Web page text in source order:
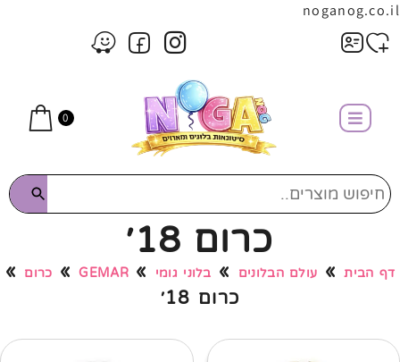
noganog.co.il
0
כרום 18׳
דף הבית» עולם הבלונים » בלוני גומי »
GEMAR
» כרום
»
כרום 18׳